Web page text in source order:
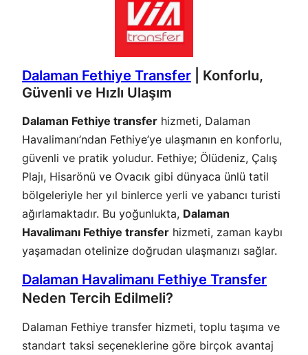
Dalaman Fethiye Transfer | Konforlu,
Güvenli ve Hızlı Ulaşım
Dalaman Fethiye transfer hizmeti, Dalaman
Havalimanı’ndan Fethiye’ye ulaşmanın en konforlu,
güvenli ve pratik yoludur. Fethiye; Ölüdeniz, Çalış
Plajı, Hisarönü ve Ovacık gibi dünyaca ünlü tatil
bölgeleriyle her yıl binlerce yerli ve yabancı turisti
ağırlamaktadır. Bu yoğunlukta, Dalaman
Havalimanı Fethiye transfer hizmeti, zaman kaybı
yaşamadan otelinize doğrudan ulaşmanızı sağlar.
Dalaman Havalimanı Fethiye Transfer
Neden Tercih Edilmeli?
Dalaman Fethiye transfer hizmeti, toplu taşıma ve
standart taksi seçeneklerine göre birçok avantaj